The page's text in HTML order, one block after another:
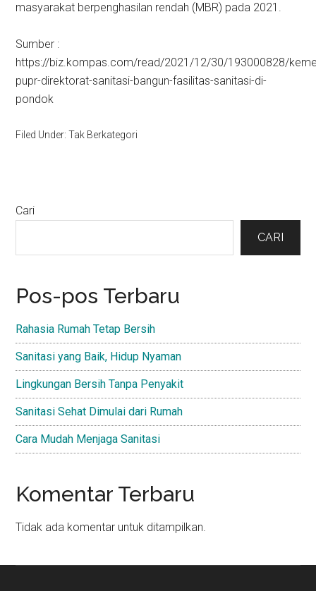
masyarakat berpenghasilan rendah (MBR) pada 2021.
Sumber :
https://biz.kompas.com/read/2021/12/30/193000828/
pupr-direktorat-sanitasi-bangun-fasilitas-sanitasi-di-
pondok
Filed Under: Tak Berkategori
Primary
Cari
CARI
Pos-pos Terbaru
Rahasia Rumah Tetap Bersih
Sanitasi yang Baik, Hidup Nyaman
Lingkungan Bersih Tanpa Penyakit
Sanitasi Sehat Dimulai dari Rumah
Cara Mudah Menjaga Sanitasi
Komentar Terbaru
Tidak ada komentar untuk ditampilkan.